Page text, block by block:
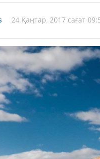
24 Қаңтар, 2017 сағат